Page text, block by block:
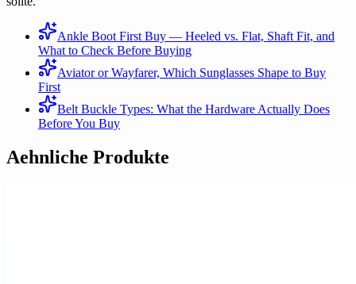
Ankle Boot First Buy — Heeled vs. Flat, Shaft Fit, and
What to Check Before Buying
Aviator or Wayfarer, Which Sunglasses Shape to Buy
First
Belt Buckle Types: What the Hardware Actually Does
Before You Buy
Aehnliche Produkte